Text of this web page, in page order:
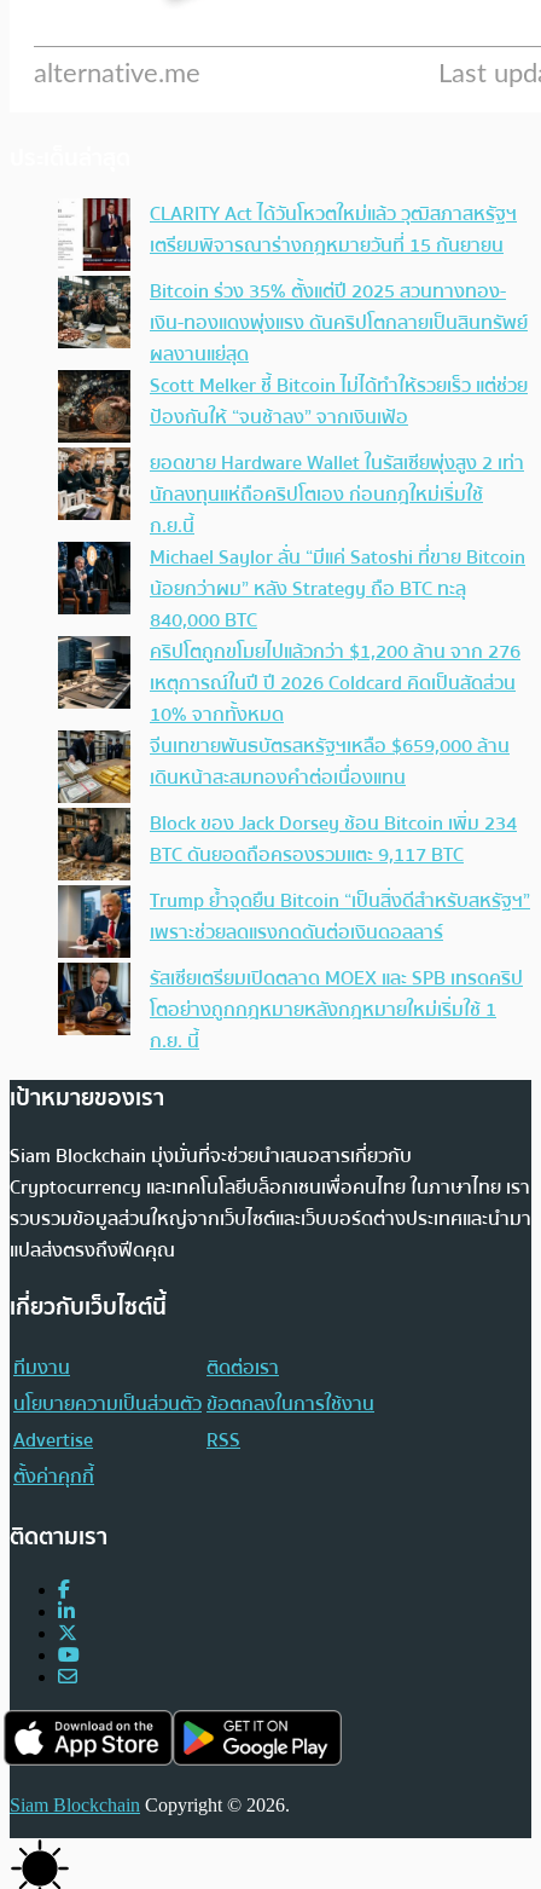
CLARITY Act ได้วันโหวตใหม่แล้ว วุฒิสภาสหรัฐฯ
เตรียมพิจารณาร่างกฎหมายวันที่ 15 กันยายน
Bitcoin ร่วง 35% ตั้งแต่ปี 2025 สวนทางทอง-
เงิน-ทองแดงพุ่งแรง ดันคริปโตกลายเป็นสินทรัพย์
ผลงานแย่สุด
Scott Melker ชี้ Bitcoin ไม่ได้ทำให้รวยเร็ว แต่ช่วย
ป้องกันให้ “จนช้าลง” จากเงินเฟ้อ
ยอดขาย Hardware Wallet ในรัสเซียพุ่งสูง 2 เท่า
นักลงทุนแห่ถือคริปโตเอง ก่อนกฎใหม่เริ่มใช้
ก.ย.นี้
Michael Saylor ลั่น “มีแค่ Satoshi ที่ขาย Bitcoin
น้อยกว่าผม” หลัง Strategy ถือ BTC ทะลุ
840,000 BTC
คริปโตถูกขโมยไปแล้วกว่า $1,200 ล้าน จาก 276
เหตุการณ์ในปี ปี 2026 Coldcard คิดเป็นสัดส่วน
10% จากทั้งหมด
จีนเทขายพันธบัตรสหรัฐฯเหลือ $659,000 ล้าน
เดินหน้าสะสมทองคำต่อเนื่องแทน
Block ของ Jack Dorsey ช้อน Bitcoin เพิ่ม 234
BTC ดันยอดถือครองรวมแตะ 9,117 BTC
Trump ย้ำจุดยืน Bitcoin “เป็นสิ่งดีสำหรับสหรัฐฯ”
เพราะช่วยลดแรงกดดันต่อเงินดอลลาร์
รัสเซียเตรียมเปิดตลาด MOEX และ SPB เทรดคริป
โตอย่างถูกกฎหมายหลังกฎหมายใหม่เริ่มใช้ 1
ก.ย. นี้
เป้าหมายของเรา
Siam Blockchain มุ่งมั่นที่จะช่วยนำเสนอสารเกี่ยวกับ
Cryptocurrency และเทคโนโลยีบล็อกเชนเพื่อคนไทย ในภาษาไทย เรา
รวบรวมข้อมูลส่วนใหญ่จากเว็บไซต์และเว็บบอร์ดต่างประเทศและนำมา
แปลส่งตรงถึงฟีดคุณ
เกี่ยวกับเว็บไซต์นี้
ทีมงาน
ติดต่อเรา
นโยบายความเป็นส่วนตัวข้อตกลงในการใช้งาน
Advertise
RSS
ตั้งค่าคุกกี้
ติดตามเรา
Siam Blockchain Copyright © 2026.